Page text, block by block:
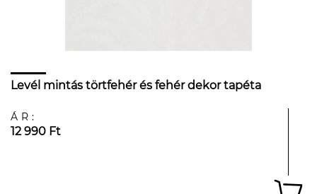
Levél mintás törtfehér és fehér dekor tapéta
ÁR:
12 990 Ft